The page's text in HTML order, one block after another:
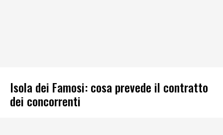
Isola dei Famosi: cosa prevede il contratto
dei concorrenti